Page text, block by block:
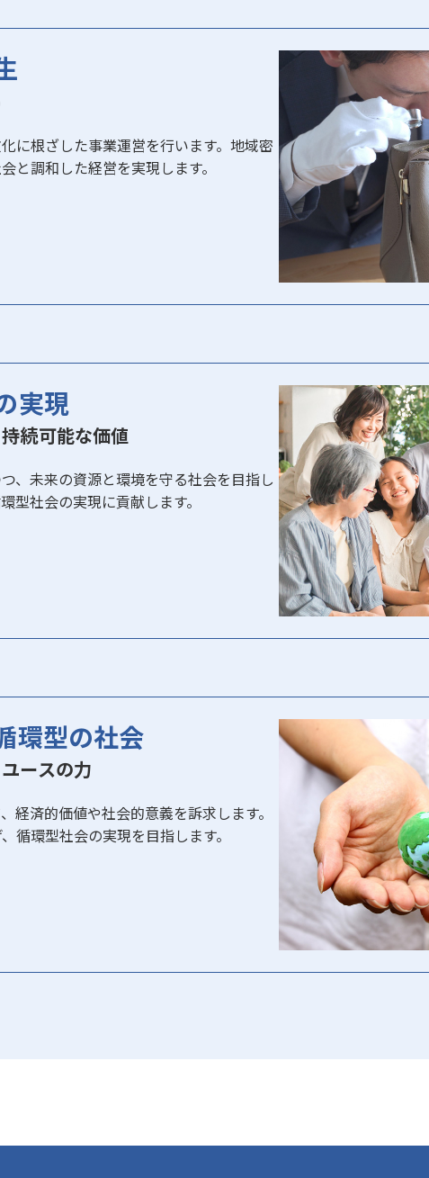
に根ざした事業運営を行います。地域密
と調和した経営を実現します。
実現
続可能な価値
、未来の資源と環境を守る社会を目指し
型社会の実現に貢献します。
環型の社会
ースの力
経済的価値や社会的意義を訴求します。
循環型社会の実現を目指します。